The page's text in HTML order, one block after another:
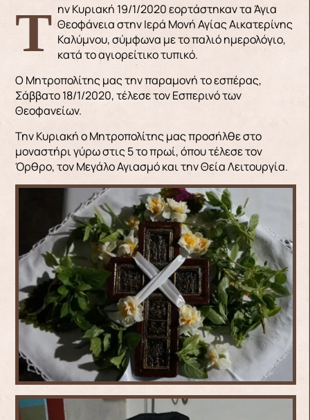
Την Κυριακή 19/1/2020 εορτάστηκαν τα Άγια Θεοφάνεια στην Ιερά Μονή Αγίας Αικατερίνης
Καλύμνου, σύμφωνα με το παλιό ημερολόγιο,
κατά το αγιορείτικο τυπικό.
Ο Μητροπολίτης μας την παραμονή το εσπέρας,
Σάββατο 18/1/2020, τέλεσε τον Εσπερινό των
Θεοφανείων.
Την Κυριακή ο Μητροπολίτης μας προσήλθε στο
μοναστήρι γύρω στις 5 το πρωί, όπου τέλεσε τον
Όρθρο, τον Μεγάλο Αγιασμό και την Θεία Λειτουργία.